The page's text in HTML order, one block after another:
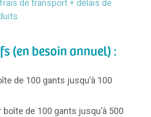
de transport + délais de
(en besoin annuel) :
de 100 gants jusqu’à 100
boîte de 100 gants jusqu’à 500